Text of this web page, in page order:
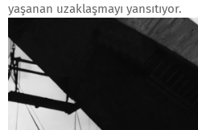
yaşanan uzaklaşmayı yansıtıyor.